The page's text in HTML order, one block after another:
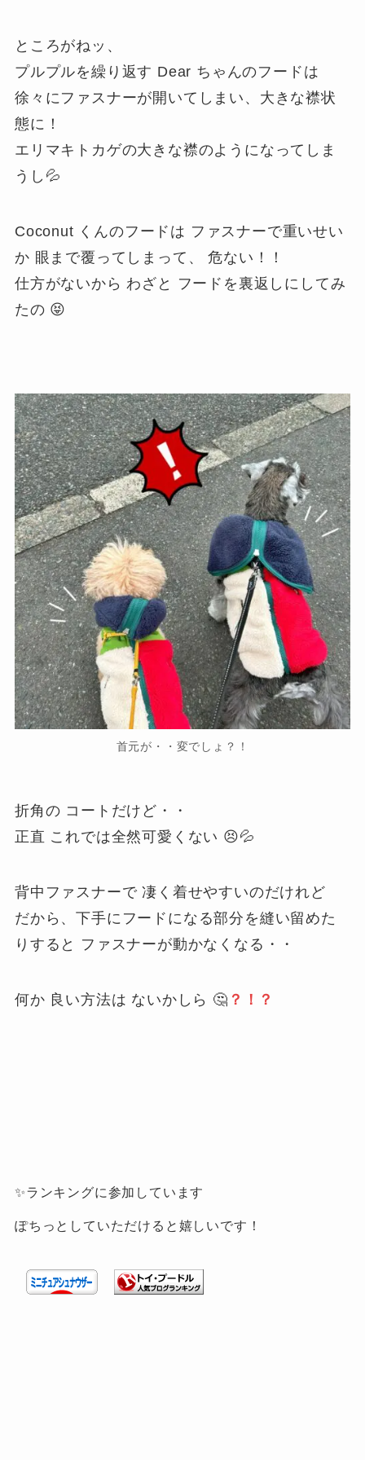
ところがねッ、
プルプルを繰り返す Dear ちゃんのフードは
徐々にファスナーが開いてしまい、大きな襟状
態に！
エリマキトカゲの大きな襟のようになってしま
うし💦
Coconut くんのフードは ファスナーで重いせい
か 眼まで覆ってしまって、 危ない！！
仕方がないから わざと フードを裏返しにしてみ
たの 😝
首元が・・変でしょ？！
折角の コートだけど・・
正直 これでは全然可愛くない 😣💦
背中ファスナーで 凄く着せやすいのだけれど
だから、下手にフードになる部分を縫い留めた
りすると ファスナーが動かなくなる・・
何か 良い方法は ないかしら 🤔 ？！？
✨ランキングに参加しています
ぽちっとしていただけると嬉しいです！